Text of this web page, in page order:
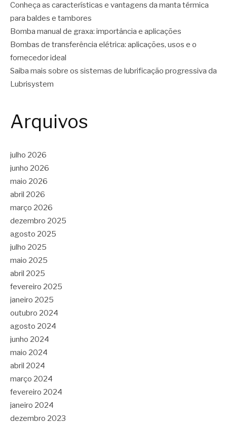
Conheça as características e vantagens da manta térmica
para baldes e tambores
Bomba manual de graxa: importância e aplicações
Bombas de transferência elétrica: aplicações, usos e o
fornecedor ideal
Saiba mais sobre os sistemas de lubrificação progressiva da
Lubrisystem
Arquivos
julho 2026
junho 2026
maio 2026
abril 2026
março 2026
dezembro 2025
agosto 2025
julho 2025
maio 2025
abril 2025
fevereiro 2025
janeiro 2025
outubro 2024
agosto 2024
junho 2024
maio 2024
abril 2024
março 2024
fevereiro 2024
janeiro 2024
dezembro 2023